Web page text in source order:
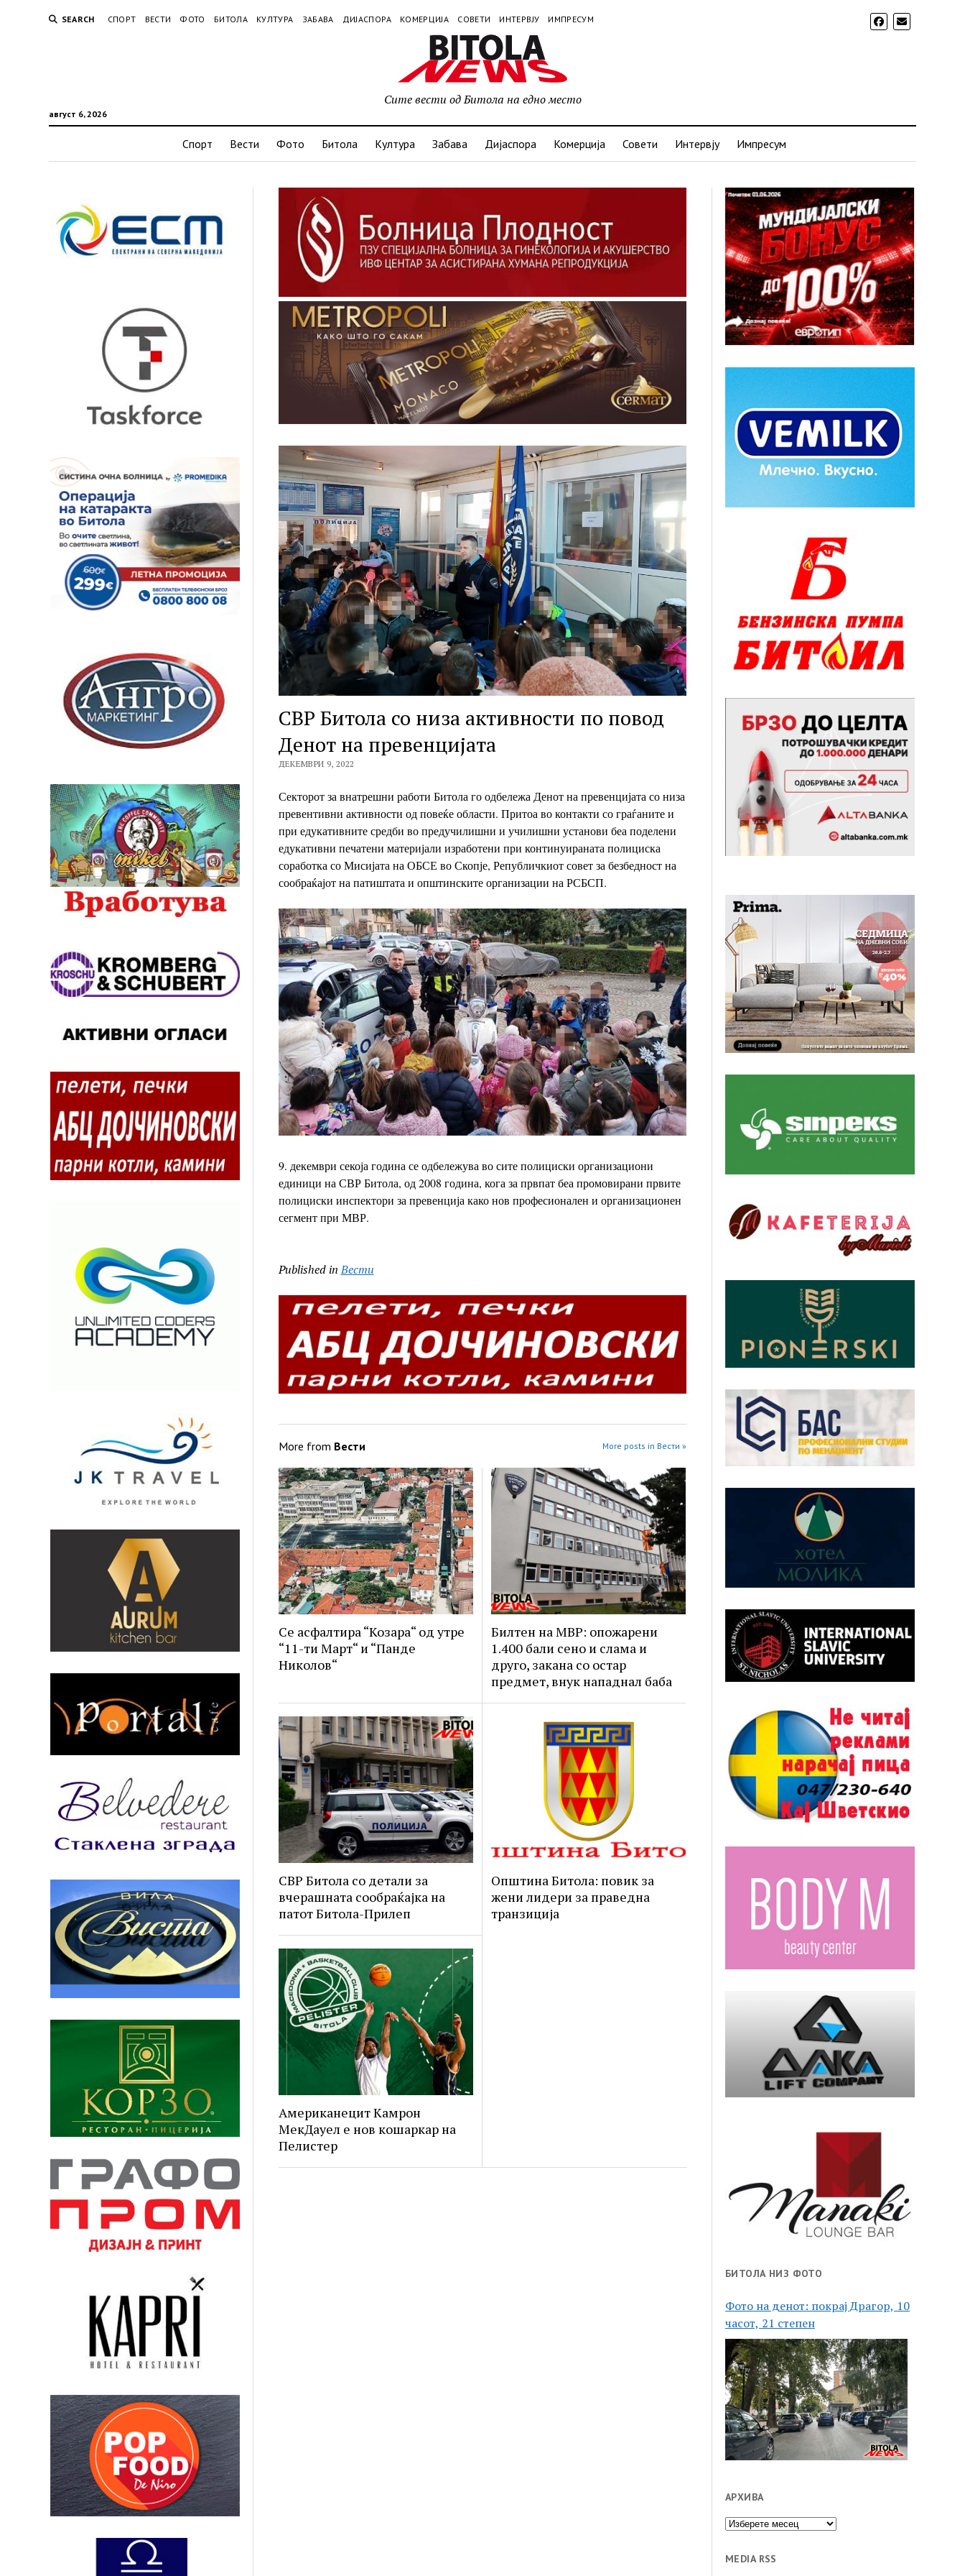
SEARCH СПОРТ ВЕСТИ ФОТО БИТОЛА КУЛТУРА ЗАБАВА ДИЈАСПОРА КОМЕРЦИЈА СОВЕТИ ИНТЕРВЈУ ИМПРЕСУМ
август 6, 2026
Сите вести од Битола на едно место
Спорт Вести Фото Битола Култура Забава Дијаспора Комерција Совети Интервју Импресум
СВР Битола со низа активности по повод
Денот на превенцијата
ДЕКЕМВРИ 9, 2022
Секторот за внатрешни работи Битола го одбележа Денот на превенцијата со низа
превентивни активности од повеќе области. Притоа во контакти со граѓаните и
при едукативните средби во предучилишни и училишни установи беа поделени
едукативни печатени материјали изработени при континуираната полициска
соработка со Мисијата на ОБСЕ во Скопје, Републичкиот совет за безбедност на
сообраќајот на патиштата и општинските организации на РСБСП.
9. декември секоја година се одбележува во сите полициски организациони
единици на СВР Битола, од 2008 година, кога за првпат беа промовирани првите
полициски инспектори за превенција како нов професионален и организационен
сегмент при МВР.
Published in Вести
More from Вести More posts in Вести »
Се асфалтира “Козара“ од утре
“11-ти Март“ и “Панде
Николов“
Билтен на МВР: опожарени
1.400 бали сено и слама и
друго, закана со остар
предмет, внук нападнал баба
СВР Битола со детали за
вчерашната сообраќајка на
патот Битола-Прилеп
Општина Битола: повик за
жени лидери за праведна
транзиција
Американецит Камрон
МекДауел е нов кошаркар на
Пелистер
БИТОЛА НИЗ ФОТО
Фото на денот: покрај Драгор, 10
часот, 21 степен
АРХИВА
Архива
MEDIA RSS